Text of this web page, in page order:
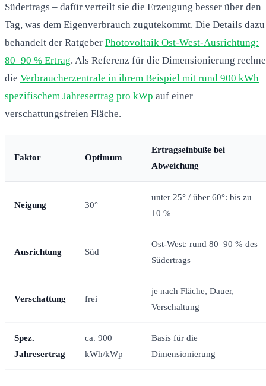
Südertrags – dafür verteilt sie die Erzeugung besser über den
Tag, was dem Eigenverbrauch zugutekommt. Die Details dazu
behandelt der Ratgeber Photovoltaik Ost-West-Ausrichtung:
80–90 % Ertrag. Als Referenz für die Dimensionierung
die Verbraucherzentrale in ihrem Beispiel mit rund 900 kWh
spezifischem Jahresertrag pro kWp auf einer
verschattungsfreien Fläche.
Faktor Optimum
Ertragseinbuße bei
Abweichung
Neigung 30°
unter 25° / über 60°: bis zu
10 %
Ausrichtung Süd
Ost-West: rund 80–90 % des
Südertrags
Verschattung frei
je nach Fläche, Dauer,
Verschaltung
Spez.
Jahresertrag
ca. 900
kWh/kWp
Basis für die
Dimensionierung